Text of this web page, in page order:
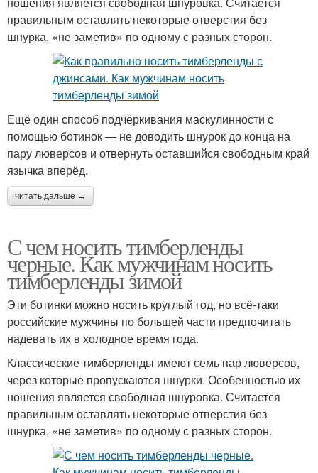
правильным оставлять некоторые отверстия без
шнурка, «не заметив» по одному с разных сторон.
Ещё один способ подчёркивания маскулинности с
помощью ботинок — не доводить шнурок до конца на
пару люверсов и отвернуть оставшийся свободным край
язычка вперёд.
читать дальше →
С чем носить тимберленды
черные. Как мужчинам носить
тимберленды зимой
Эти ботинки можно носить круглый год, но всё-таки
российские мужчины по большей части предпочитать
надевать их в холодное время года.
Классические тимберленды имеют семь пар люверсов,
через которые пропускаются шнурки. Особенностью их
ношения является свободная шнуровка. Считается
правильным оставлять некоторые отверстия без
шнурка, «не заметив» по одному с разных сторон.